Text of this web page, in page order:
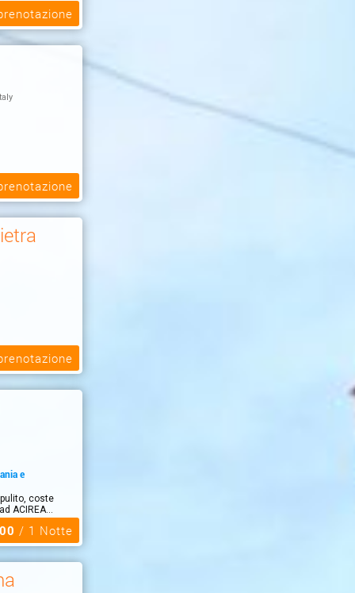
e
coste
ACIREA...
/ 1 Notte